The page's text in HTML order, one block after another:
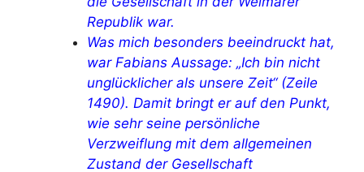
Republik war.
Was mich besonders beeindruckt hat,
war Fabians Aussage: „Ich bin nicht
unglücklicher als unsere Zeit“ (Zeile
1490). Damit bringt er auf den Punkt,
wie sehr seine persönliche
Verzweiflung mit dem allgemeinen
Zustand der Gesellschaft